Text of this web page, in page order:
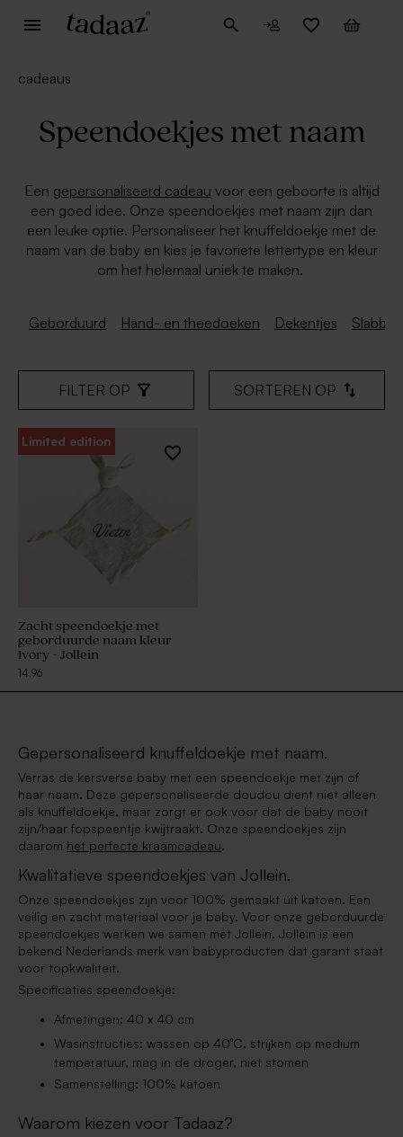
cadeaus
Speendoekjes met naam
Een gepersonaliseerd cadeau voor een geboorte is altijd
een goed idee. Onze speendoekjes met naam zijn dan
een leuke optie. Personaliseer het knuffeldoekje met de
naam van de baby en kies je favoriete lettertype en kleur
om het helemaal uniek te maken.
Geborduurd Hand- en theedoeken Dekentjes
FILTER OP SORTEREN OP
Limited edition
Zacht speendoekje met
geborduurde naam kleur
Ivory - Jollein
14,96
Gepersonaliseerd knuffeldoekje met naam.
Verras de kersverse baby met een speendoekje met zijn of
haar naam. Deze gepersonaliseerde doudou dient niet alleen
als knuffeldoekje, maar zorgt er ook voor dat de baby nooit
zijn/haar fopspeentje kwijtraakt. Onze speendoekjes zijn
daarom het perfecte kraamcadeau.
Kwalitatieve speendoekjes van Jollein.
Onze speendoekjes zijn voor 100% gemaakt uit katoen. Een
veilig en zacht materiaal voor je baby. Voor onze geborduurde
speendoekjes werken we samen met Jollein. Jollein is een
bekend Nederlands merk van babyproducten dat garant staat
voor topkwaliteit.
Specificaties speendoekje:
Afmetingen: 40 x 40 cm
Wasinstructies: wassen op 40°C, strijken op medium
temperatuur, mag in de droger, niet stomen
Samenstelling: 100% katoen
Waarom kiezen voor Tadaaz?